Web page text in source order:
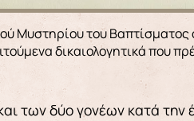
δικαιολογητικά που
των δύο γονέων κατά την